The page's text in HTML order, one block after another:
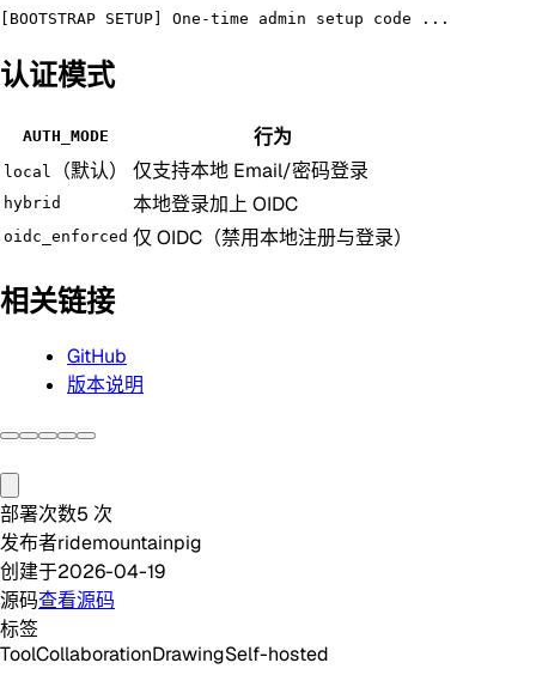
认证模式
AUTH_MODE 行为
local （默认） 仅支持本地 Email/密码登录
hybrid 本地登录加上 OIDC
oidc_enforced 仅 OIDC（禁用本地注册与登录）
相关链接
GitHub
版本说明
部署次数5 次
发布者ridemountainpig
创建于2026-04-19
源码查看源码
标签
ToolCollaborationDrawingSelf-hosted